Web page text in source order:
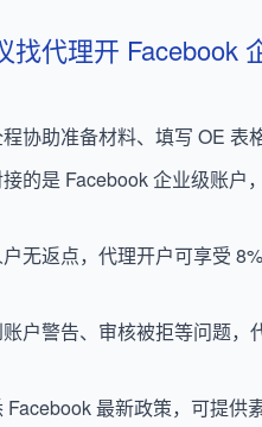
代理开 Facebook
协助准备材料、填写 OE 表
的是 Facebook 企业级账户
无返点，代理开户可享受
户警告、审核被拒等问题，
最新政策，可提供